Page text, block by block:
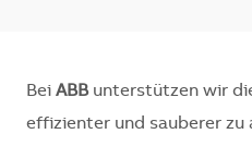
Bei ABB unterstützen wir
effizienter und sauberer zu